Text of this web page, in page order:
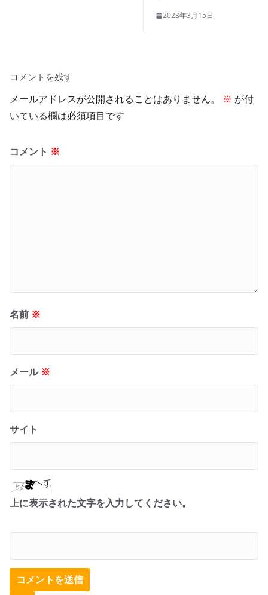
2023年3月15日
コメントを残す
メールアドレスが公開されることはありません。 ※ が付
いている欄は必須項目です
コメント ※
名前 ※
メール ※
サイト
上に表示された文字を入力してください。